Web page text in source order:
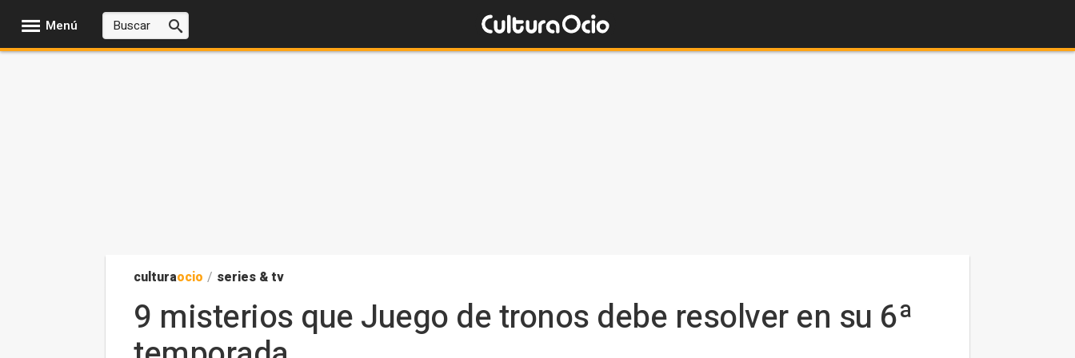
Menú
culturaocio / series & tv
9 misterios que Juego de tronos debe resolver en su 6ª